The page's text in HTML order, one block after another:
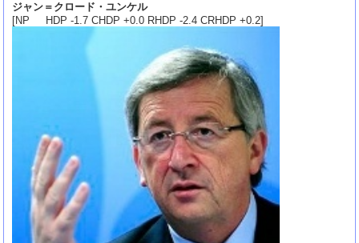
ジャン＝クロード・ユンケル
[NP HDP -1.7 CHDP +0.0 RHDP -2.4 CRHDP +0.2]